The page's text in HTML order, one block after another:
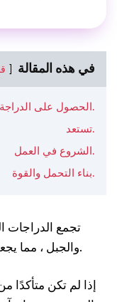
في هذه المقالة
الحصول على الدراجة المناسبة.
تستعد.
الشروع في العمل.
بناء التحمل والقوة.
تجمع الدراجات
والجبل ، مما يجعلها قابلة للتكيف مع التضاريس المختلفة.
إذا لم تكن متأكدًا